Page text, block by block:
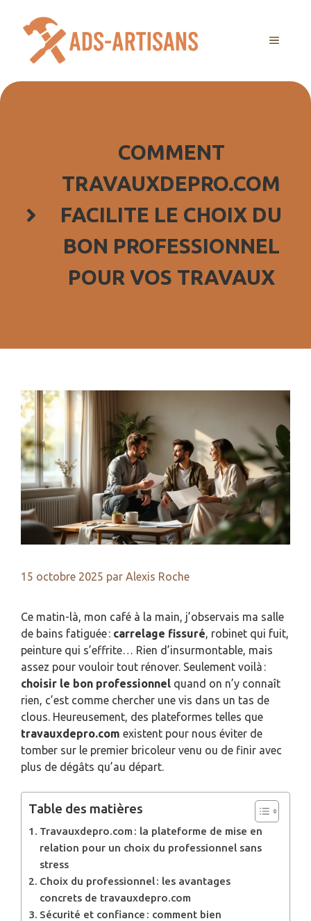
MENU
COMMENT
TRAVAUXDEPRO.COM
FACILITE LE CHOIX DU
BON PROFESSIONNEL
POUR VOS TRAVAUX
15 octobre 2025 par Alexis Roche
Ce matin-là, mon café à la main, j’observais ma salle
de bains fatiguée : carrelage fissuré, robinet qui fuit,
peinture qui s’effrite… Rien d’insurmontable, mais
assez pour vouloir tout rénover. Seulement voilà :
choisir le bon professionnel quand on n’y connaît
rien, c’est comme chercher une vis dans un tas de
clous. Heureusement, des plateformes telles que
travauxdepro.com existent pour nous éviter de
tomber sur le premier bricoleur venu ou de finir avec
plus de dégâts qu’au départ.
Table des matières
Travauxdepro.com : la plateforme de mise en
relation pour un choix du professionnel sans
stress
Choix du professionnel : les avantages
concrets de travauxdepro.com
Sécurité et confiance : comment bien